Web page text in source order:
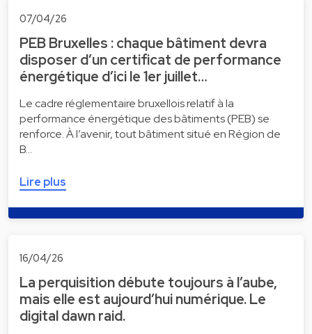
07/04/26
PEB Bruxelles : chaque bâtiment devra
disposer d’un certificat de performance
énergétique d’ici le 1er juillet…
Le cadre réglementaire bruxellois relatif à la
performance énergétique des bâtiments (PEB) se
renforce. À l’avenir, tout bâtiment situé en Région de
B…
Lire plus
16/04/26
La perquisition débute toujours à l’aube,
mais elle est aujourd’hui numérique. Le
digital dawn raid.